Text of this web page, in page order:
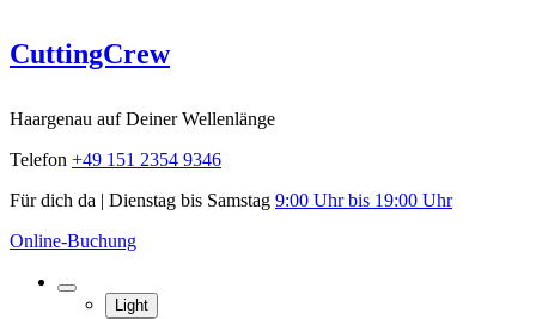
Skip
to
CuttingCrew
Haargenau auf Deiner Wellenlänge
Telefon +49 151 2354 9346
Für dich da | Dienstag bis Samstag 9:00 Uhr bis 19:00 Uhr
Online-Buchung
Light